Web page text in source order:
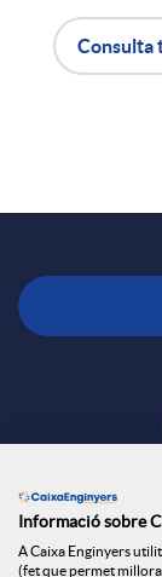
r
x
s
S
i
c
ó
a
Consulta
Informació sobre
A Caixa Enginyers
(fet que permet